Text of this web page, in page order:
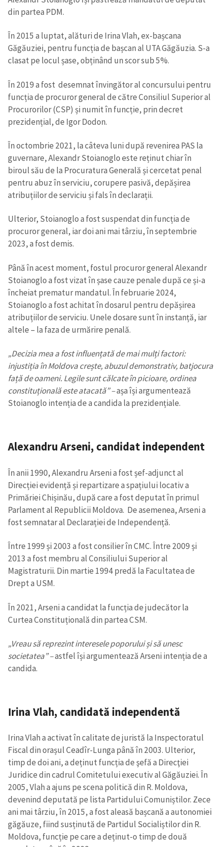
din partea PDM.
În 2015 a luptat, alături de Irina Vlah, ex-bașcana
Găgăuziei, pentru funcția de bașcan al UTA Găgăuzia. S-a
clasat pe locul șase, obținând un scor sub 5%.
În 2019 a fost desemnat învingător al concursului pentru
funcția de procuror general de către Consiliul Superior al
Procurorilor (CSP) și numit în funcție, prin decret
prezidențial, de Igor Dodon.
În octombrie 2021, la câteva luni după revenirea PAS la
guvernare, Alexandr Stoianoglo este reținut chiar în
biroul său de la Procuratura Generală și cercetat penal
pentru abuz în serviciu, corupere pasivă, depășirea
atribuțiilor de serviciu și fals în declarații.
Ulterior, Stoianoglo a fost suspendat din funcția de
procuror general, iar doi ani mai târziu, în septembrie
2023, a fost demis.
Până în acest moment, fostul procuror general Alexandr
Stoianoglo a fost vizat în șase cauze penale după ce și-a
încheiat prematur mandatul. În februarie 2024,
Stoianoglo a fost achitat în dosarul pentru depășirea
atribuțiilor de serviciu. Unele dosare sunt în instanță, iar
altele – la faza de urmărire penală.
„Decizia mea a fost influențată de mai mulți factori:
injustiția în Moldova crește, abuzul demonstrativ, batjocura
față de oameni. Legile sunt călcate în picioare, ordinea
constituțională este atacată” –așa își argumentează
Stoianoglo intenția de a candida la prezidențiale.
Alexandru Arseni, candidat independent
În anii 1990, Alexandru Arseni a fost șef-adjunct al
Direcției evidență și repartizare a spațiului locativ a
Primăriei Chișinău, după care a fost deputat în primul
Parlament al Republicii Moldova. De asemenea, Arseni a
fost semnatar al Declarației de Independență.
Între 1999 și 2003 a fost consilier în CMC. Între 2009 și
2013 a fost membru al Consiliului Superior al
Magistraturii. Din martie 1994 predă la Facultatea de
Drept a USM.
În 2021, Arseni a candidat la funcția de judecător la
Curtea Constituțională din partea CSM.
„Vreau să reprezint interesele poporului și să unesc
societatea” –astfel își argumentează Arseni intenția de a
candida.
Irina Vlah, candidată independentă
Irina Vlah a activat în calitate de juristă la Inspectoratul
Fiscal din orașul Ceadîr-Lunga până în 2003. Ulterior,
timp de doi ani, a deținut funcția de şefă a Direcţiei
Juridice din cadrul Comitetului executiv al Găgăuziei. În
2005, Vlah a ajuns pe scena politică din R. Moldova,
devenind deputată pe lista Partidului Comuniștilor. Zece
ani mai târziu, în 2015, a fost aleasă bașcană a autonomiei
găgăuze, fiind susținută de Partidul Socialiștilor din R.
Moldova, funcție pe care a deținut-o timp de două